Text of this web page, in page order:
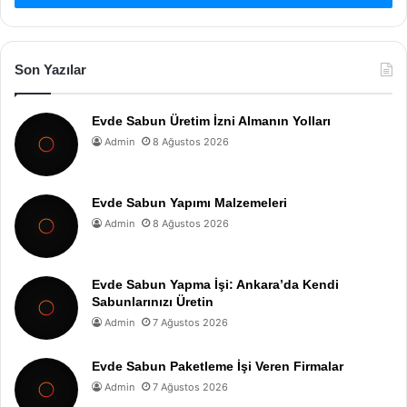
Son Yazılar
Evde Sabun Üretim İzni Almanın Yolları
Admin 8 Ağustos 2026
Evde Sabun Yapımı Malzemeleri
Admin 8 Ağustos 2026
Evde Sabun Yapma İşi: Ankara’da Kendi
Sabunlarınızı Üretin
Admin 7 Ağustos 2026
Evde Sabun Paketleme İşi Veren Firmalar
Admin 7 Ağustos 2026